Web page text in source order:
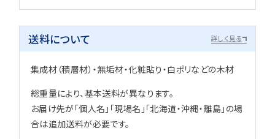
送料について 詳しく見る
集成材（積層材）・無垢材・化粧貼り・白ポリなどの木材
総重量により、基本送料が異なります。
お届け先が「個人名」「現場名」「北海道・沖縄・離島」の場
合は追加送料が必要です。